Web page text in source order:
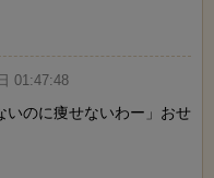
01:47:48
いのに痩せないわー」おせ